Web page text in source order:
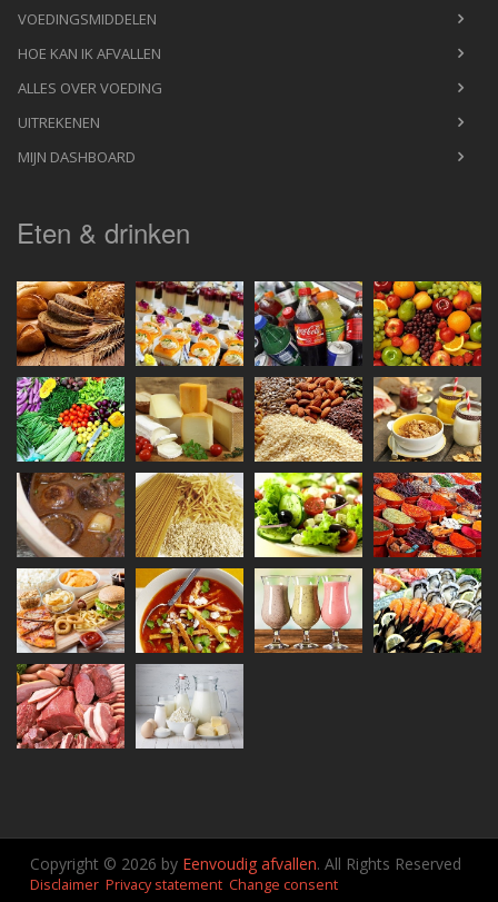
VOEDINGSMIDDELEN
HOE KAN IK AFVALLEN
ALLES OVER VOEDING
UITREKENEN
MIJN DASHBOARD
Eten & drinken
Copyright © 2026 by Eenvoudig afvallen. All Rights Reserved
Disclaimer Privacy statement Change consent